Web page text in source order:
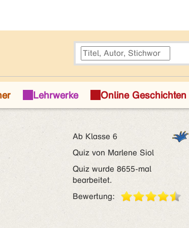
Ab Klasse 6
Quiz von Marlene Siol
Quiz wurde 8655-mal
bearbeitet.
Bewertung: